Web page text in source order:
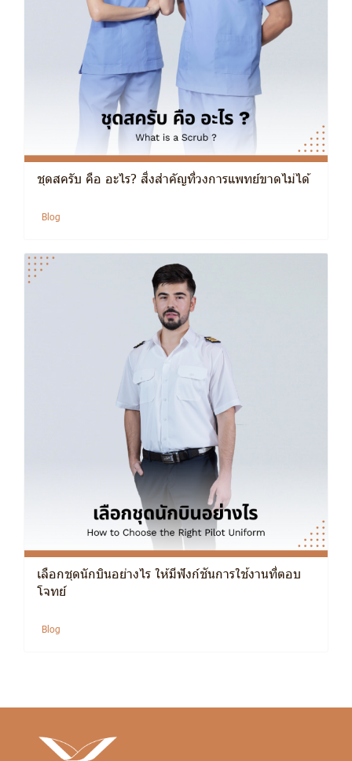
ชุดสครับ คือ อะไร? สิ่งสำคัญที่วงการแพทย์ขาดไม่ได้
Blog
เลือกชุดนักบินอย่างไร ให้มีฟังก์ชันการใช้งานที่ตอบ
โจทย์
Blog